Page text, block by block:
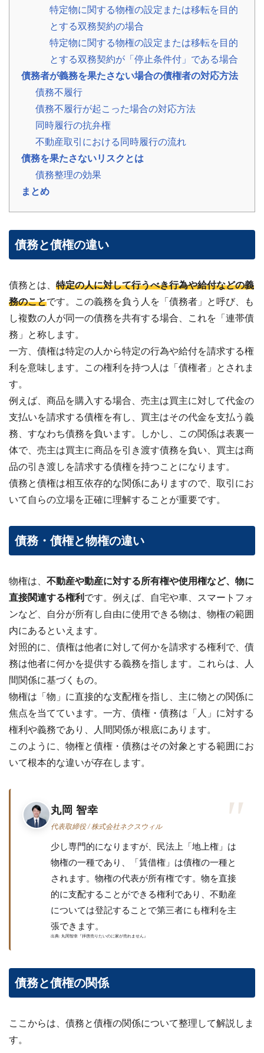
の
声
ご
依
頼
い
た
だ
い
た
お
客
の
ビ
ュ
ー
よ
あ
質
問
買
税
金・
共
有
持
分
し
つ
こ
い
営
業
は
行
い
ま
せ
24
時
間
ー
受
付・
翌
営
業
日
ま
で
に
ご
返
信
✉
無料
査
定・
メー
ルフ
ォー
こち
お電
話で
の無
料査
0120-
536-
18:00
ード
（無
特定物に関する物権の設定または移転を目的
とする双務契約の場合
特定物に関する物権の設定または移転を目的
とする双務契約が「停止条件付」である場合
債務者が義務を果たさない場合の債権者の対応方法
債務不履行
債務不履行が起こった場合の対応方法
同時履行の抗弁権
不動産取引における同時履行の流れ
債務を果たさないリスクとは
債務整理の効果
まとめ
債務と債権の違い
債務とは、 特定の人に対して行うべき行為や給付などの義
務のことです。この義務を負う人を「債務者」と呼び、も
し複数の人が同一の債務を共有する場合、これを「連帯債
務」と称します。
一方、債権は特定の人から特定の行為や給付を請求する権
利を意味します。この権利を持つ人は「債権者」とされま
す。
例えば、商品を購入する場合、売主は買主に対して代金の
支払いを請求する債権を有し、買主はその代金を支払う義
務、すなわち債務を負います。しかし、この関係は表裏一
体で、売主は買主に商品を引き渡す債務を負い、買主は商
品の引き渡しを請求する債権を持つことになります。
債務と債権は相互依存的な関係にありますので、取引にお
いて自らの立場を正確に理解することが重要です。
債務・債権と物権の違い
物権は、 不動産や動産に対する所有権や使用権など、物に
直接関連する権利 です。例えば、自宅や車、スマートフォ
ンなど、自分が所有し自由に使用できる物は、物権の範囲
内にあるといえます。
対照的に、債権は他者に対して何かを請求する権利で、債
務は他者に何かを提供する義務を指します。これらは、人
間関係に基づくもの。
物権は「物」に直接的な支配権を指し、主に物との関係に
焦点を当てています。一方、債権・債務は「人」に対する
権利や義務であり、人間関係が根底にあります。
このように、物権と債権・債務はその対象とする範囲にお
いて根本的な違いが存在します。
丸岡 智幸
代表取締役 / 株式会社ネクスウィル
少し専門的になりますが、民法上「地上権」は
物権の一種であり、「賃借権」は債権の一種と
されます。物権の代表が所有権です。物を直接
的に支配することができる権利であり、不動産
については登記することで第三者にも権利を主
張できます。
出典: 丸岡智幸『拝啓売りたいのに家が売れません』
債務と債権の関係
ここからは、債務と債権の関係について整理して解説しま
す。